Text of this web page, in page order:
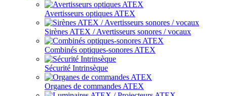
Avertisseurs optiques ATEX
Sirènes ATEX / Avertisseurs sonores / vocaux
Combinés optiques-sonores ATEX
Sécurité Intrinsèque
Organes de commandes ATEX